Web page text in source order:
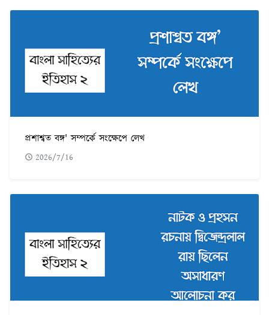
প্রশাশ্বত বঙ্গ' সম্পর্কে সংক্ষেপে লেখ
2026/7/16